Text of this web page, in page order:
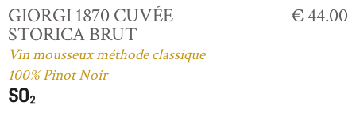
GIORGI 1870 CUVÉE
STORICA BRUT
Vin mousseux méthode classique
100% Pinot Noir
€ 44.00